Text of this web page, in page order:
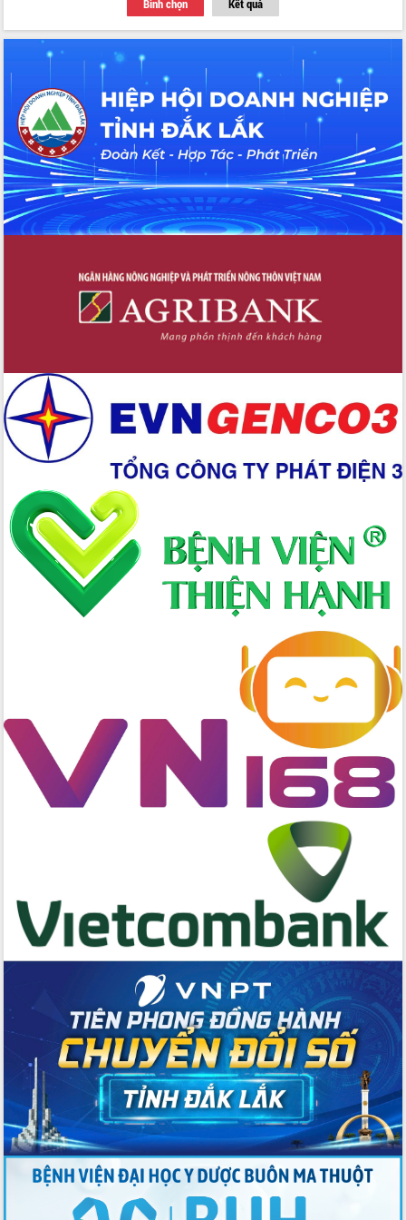
Thứ trưởng Bộ Y tế làm việc với tỉnh
Đắk Lắk về phát triển nhân lực y tế
cho trạm y tế cấp xã
Du lịch Đắk Lắk nâng tầm trải nghiệm
du khách thông qua Hệ thống cơ sở dữ
liệu và Bản đồ số
Tập huấn ứng dụng trí tuệ nhân tạo (AI)
trong thương mại điện tử năm 2026
Đoàn đại biểu Quốc hội tỉnh Đắk Lắk
trao đổi thông tin trước Kỳ họp thứ
nhất, Quốc hội khóa XVI
Quyết liệt cải cách hành chính, khơi
Nâng cao hiệu lực, hiệu quả HĐND
tỉnh thông qua hiện đại hóa hành chính
Xã Ea Phê gắn cải cách hành chính với
Hồ Thị Nguyên Thảo làm việc tại Trung
tâm Phục vụ hành chính công xã Ea
Xây dựng nền hành chính số đồng
hành cùng nông dân dân, doanh nghiệp
Giai đoạn 2026-2030, Đắk Lắk phấn
đấu có 77% xã đạt chuẩn nông thôn
mới
Chuyển đổi số 'mở đường' cho nông
nghiệp Đắk Lắk tăng trưởng bứt phá
Triển khai đồng bộ đo đạc, lập hồ sơ
địa chính, hoàn thiện cơ sở dữ liệu đất
Đắk Lắk đẩy mạnh nuôi biển công
nghệ, hướng tới phát triển thủy sản
bền vững
Tập huấn nâng cao năng lực triển khai
chuyển đổi số cho cán bộ, công chức
Đẩy mạnh cải cách hành chính, quyết
tâm đạt được mục tiêu tăng trưởng
hai con số trong năm 2026
Tổ chức trang trọng Lễ hội Đền thờ
Lương Văn Chánh năm 2026
Phó Bí thư Tỉnh ủy Đắk Lắk Đỗ Hữu
Huy giữ chức Bí thư Đảng ủy Ủy Ban
Nhân dân tỉnh
Bệnh án điện tử thúc đẩy chuyển đổi
số y tế tại Đắk Lắk
Chuyển đổi số thư viện: Mở rộng
không gian tri thức trong thời đại số
Đánh giá, rút kinh nghiệm công tác tổ
chức diễn tập trước ngày bầu cử
Chương trình “Gặp gỡ hữu nghị –
Friendship Meeting New Year 2026”
Bình chọn Kết quả